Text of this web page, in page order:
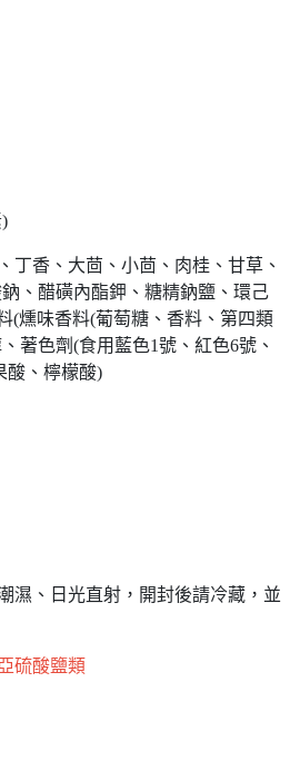
香、大茴、小茴、肉桂、甘草、
、醋磺內酯鉀、糖精鈉鹽、環己
(燻味香料(葡萄糖、香料、第四類
著色劑(食用藍色1號、紅色6號、
酸、檸檬酸)
濕、日光直射，開封後請冷藏，並
硫酸鹽類